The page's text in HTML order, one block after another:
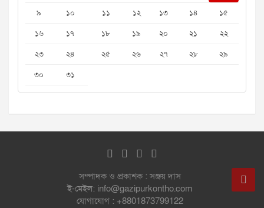
৯
১০ ১১ ১২ ১৩ ১৪
১৫
১৬
১৭ ১৮ ১৯ ২০ ২১
২২
২৩
২৪ ২৫ ২৬ ২৭ ২৮
২৯
৩০
৩১
সম্পাদক ও প্রকাশক : সঞ্জয় দাস
ই-মেইল: info@gazipurkontho.com
যোগাযোগ : +8801873799122